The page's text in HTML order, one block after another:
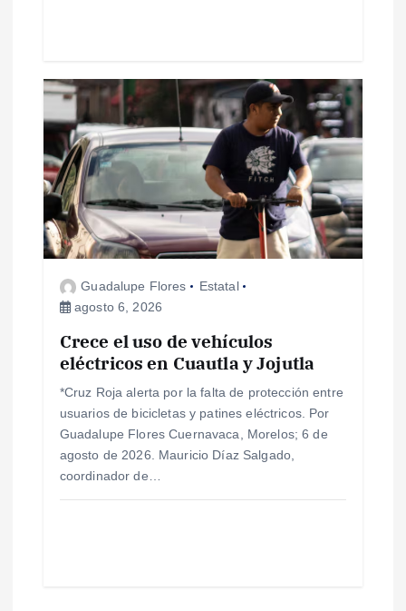
s
Guadalupe Flores
Estatal
agosto 6, 2026
Crece el uso de vehículos
eléctricos en Cuautla y Jojutla
*Cruz Roja alerta por la falta de protección entre
usuarios de bicicletas y patines eléctricos. Por
Guadalupe Flores Cuernavaca, Morelos; 6 de
agosto de 2026. Mauricio Díaz Salgado,
coordinador de…